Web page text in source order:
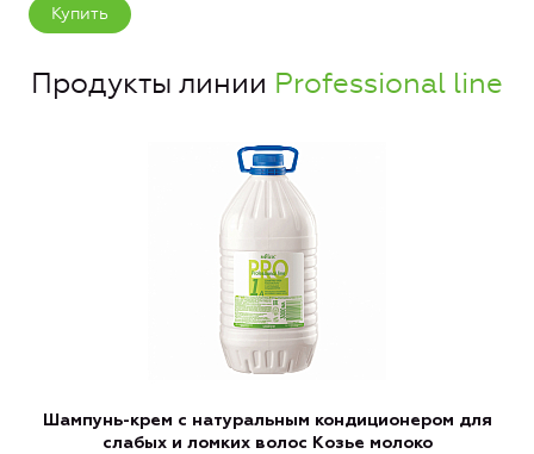
Купить
Продукты линии Professional line
Шампунь-крем с натуральным кондиционером для
слабых и ломких волос Козье молоко